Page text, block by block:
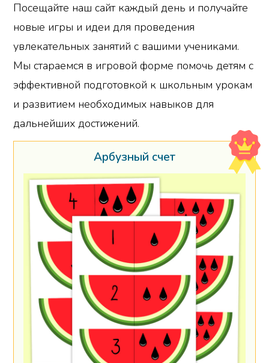
Посещайте наш сайт каждый день и получайте
новые игры и идеи для проведения
увлекательных занятий с вашими учениками.
Мы стараемся в игровой форме помочь детям с
эффективной подготовкой к школьным урокам
и развитием необходимых навыков для
дальнейших достижений.
Арбузный счет